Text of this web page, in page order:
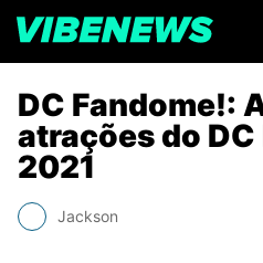
DC Fandome!:
atrações do DC
2021
Jackson